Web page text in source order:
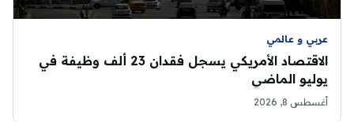
عربي و عالمي
الاقتصاد الأمريكي يسجل فقدان 23 ألف وظيفة في
يوليو الماضي
أغسطس 8, 2026